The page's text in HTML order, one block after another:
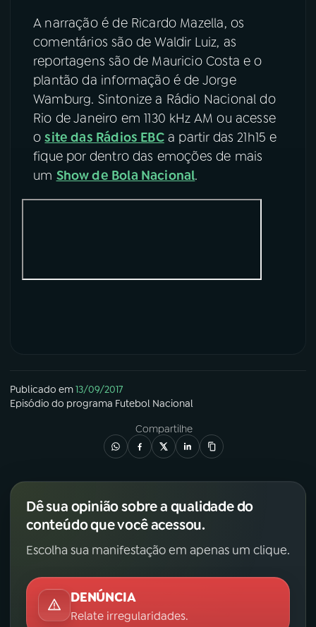
A narração é de Ricardo Mazella, os
comentários são de Waldir Luiz, as
reportagens são de Mauricio Costa e o
plantão da informação é de Jorge
Wamburg. Sintonize a Rádio Nacional do
Rio de Janeiro em 1130 kHz AM ou acesse
osite das Rádios EBCa partir das 21h15 e
fique por dentro das emoções de mais
um Show de Bola Nacional.
Publicado em13/09/2017
Episódio do programa Futebol Nacional
Compartilhe
Dê sua opinião sobre a qualidade do
conteúdo que você acessou.
Escolha sua manifestação em apenas um clique.
DENÚNCIA
Relate irregularidades.